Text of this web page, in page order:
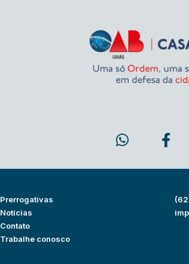
Prerrogativas
Notícias
Contato
Trabalhe conosco